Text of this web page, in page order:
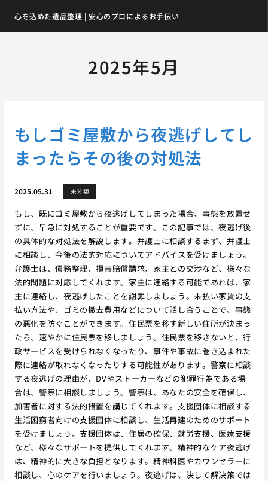
心を込めた遺品整理 | 安心のプロによるお手伝い
2025年5月
もしゴミ屋敷から夜逃げしてし
まったらその後の対処法
2025.05.31 未分類
もし、既にゴミ屋敷から夜逃げしてしまった場合、事態を放置せ
ずに、早急に対処することが重要です。この記事では、夜逃げ後
の具体的な対処法を解説します。弁護士に相談するまず、弁護士
に相談し、今後の法的対応についてアドバイスを受けましょう。
弁護士は、債務整理、損害賠償請求、家主との交渉など、様々な
法的問題に対応してくれます。家主に連絡する可能であれば、家
主に連絡し、夜逃げしたことを謝罪しましょう。未払い家賃の支
払い方法や、ゴミの撤去費用などについて話し合うことで、事態
の悪化を防ぐことができます。住民票を移す新しい住所が決まっ
たら、速やかに住民票を移しましょう。住民票を移さないと、行
政サービスを受けられなくなったり、事件や事故に巻き込まれた
際に連絡が取れなくなったりする可能性があります。警察に相談
する夜逃げの理由が、DVやストーカーなどの犯罪行為である場
合は、警察に相談しましょう。警察は、あなたの安全を確保し、
加害者に対する法的措置を講じてくれます。支援団体に相談する
生活困窮者向けの支援団体に相談し、生活再建のためのサポート
を受けましょう。支援団体は、住居の確保、就労支援、医療支援
など、様々なサポートを提供してくれます。精神的なケア夜逃げ
は、精神的に大きな負担となります。精神科医やカウンセラーに
相談し、心のケアを行いましょう。夜逃げは、決して解決策では